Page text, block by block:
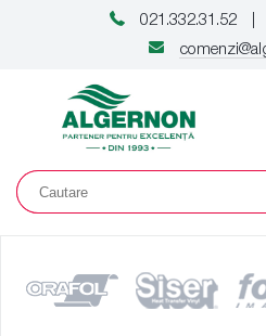
021.332.31.52